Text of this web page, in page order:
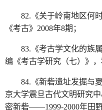
82.《关于岭南地区何
《考古》2008年8期；
83.《考古学文化的族
编《考古学研究（七）》，
84.《新砦遗址发掘与
京大学震旦古代文明研究
密新砦——1999-2000年田